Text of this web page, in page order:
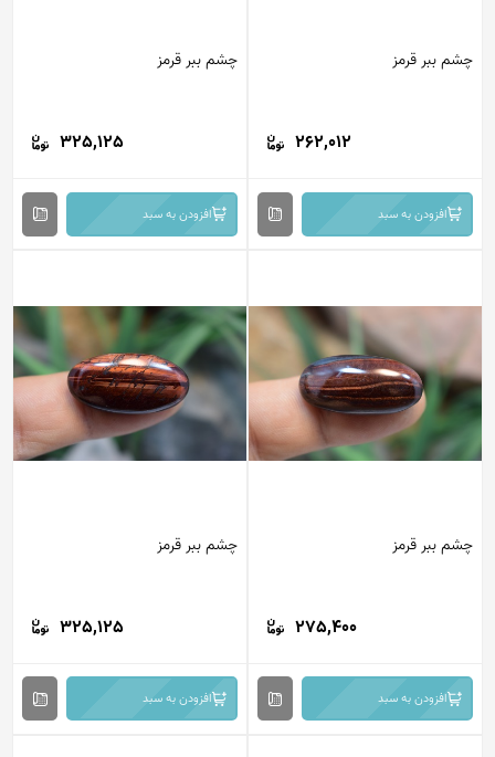
چشم ببر قرمز
262,012
افزودن به سبد
چشم ببر قرمز
325,125
افزودن به سبد
چشم ببر قرمز
275,400
افزودن به سبد
چشم ببر قرمز
325,125
افزودن به سبد